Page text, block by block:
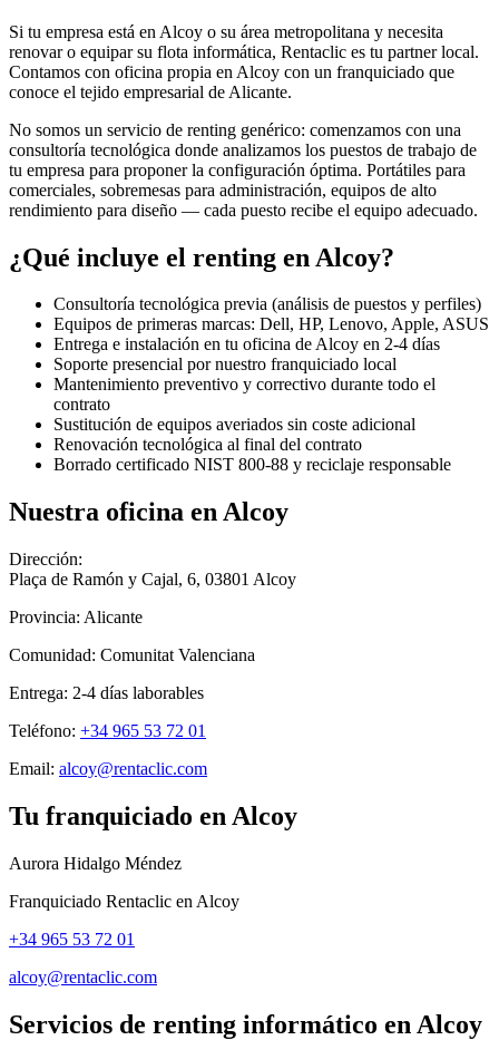
Si tu empresa está en Alcoy o su área metropolitana y necesita
renovar o equipar su flota informática, Rentaclic es tu partner local.
Contamos con oficina propia en Alcoy con un franquiciado que
conoce el tejido empresarial de Alicante.
No somos un servicio de renting genérico: comenzamos con una
consultoría tecnológica donde analizamos los puestos de trabajo de
tu empresa para proponer la configuración óptima. Portátiles para
comerciales, sobremesas para administración, equipos de alto
rendimiento para diseño — cada puesto recibe el equipo adecuado.
¿Qué incluye el renting en Alcoy?
Consultoría tecnológica previa (análisis de puestos y perfiles)
Equipos de primeras marcas: Dell, HP, Lenovo, Apple, ASUS
Entrega e instalación en tu oficina deAlcoy en 2-4 días
Soporte presencial por nuestro franquiciado local
Mantenimiento preventivo y correctivo durante todo el
contrato
Sustitución de equipos averiados sin coste adicional
Renovación tecnológica al final del contrato
Borrado certificado NIST 800-88 y reciclaje responsable
Nuestra oficina enAlcoy
Dirección:
Plaça de Ramón y Cajal, 6, 03801 Alcoy
Provincia: Alicante
Comunidad: Comunitat Valenciana
Entrega: 2-4 días laborables
Teléfono: +34 965 53 72 01
Email: alcoy@rentaclic.com
Tu franquiciado en Alcoy
Aurora Hidalgo Méndez
Franquiciado Rentaclic en Alcoy
+34 965 53 72 01
alcoy@rentaclic.com
Servicios de renting informático en Alcoy